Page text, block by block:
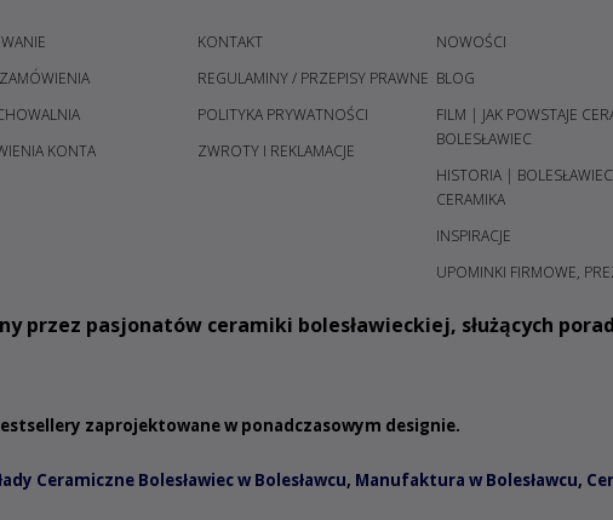
KONTA
KONTAKT
REGULAMINY / PRZEPISY PRAWNE
POLITYKA PRYWATNOŚCI
ZWROTY I REKLAMACJE
NOWOŚCI
BLOG
FILM | JAK POWSTAJE
BOLESŁAWIEC
HISTORIA |
CERAMIKA
INSPIRACJE
UPOMINKI FIRMOWE,
przez pasjonatów ceramiki bolesławieckiej, służących
zaprojektowane w ponadczasowym designie.
Ceramiczne Bolesławiec w Bolesławcu, Manufaktura w Bolesławcu,